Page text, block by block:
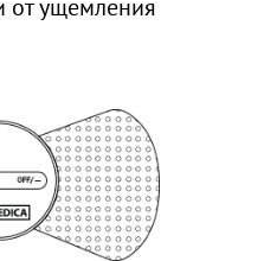
от ущемления